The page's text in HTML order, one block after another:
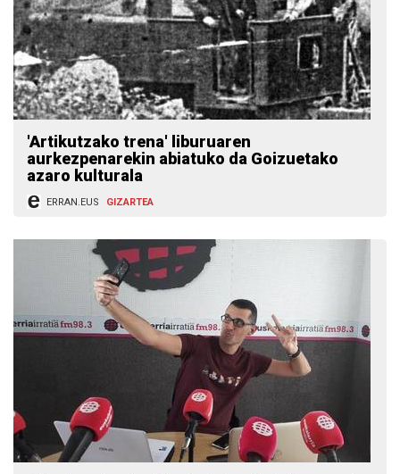
'Artikutzako trena' liburuaren
aurkezpenarekin abiatuko da Goizuetako
azaro kulturala
ERRAN.EUS GIZARTEA